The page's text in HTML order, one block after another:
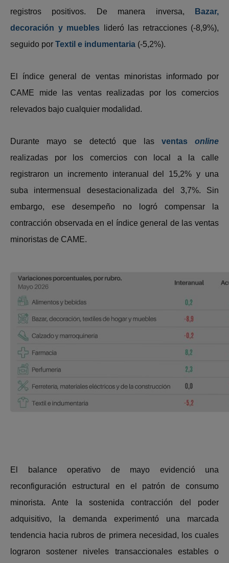
registros positivos. De manera inversa,
Bazar,
decoración y muebles lideró las retracciones (-8,9%),
seguido por Textil e indumentaria (-5,2%).
El índice general de ventas minoristas informado por
CAME mide las ventas realizadas por los comercios
relevados bajo cualquier modalidad.
Durante mayo se detectó que lasventasonline
realizadas por los comercios con local a la calle
registraron un incremento interanual del 15,2% y una
suba intermensual desestacionalizada del 3,7%. Sin
embargo, ese desempeño no logró compensar la
contracción observada en el índice general de las ventas
minoristas de CAME.
El balance operativo de mayo evidenció una
reconfiguración estructural en el patrón de consumo
minorista. Ante la sostenida contracción del poder
adquisitivo, la demanda experimentó una marcada
tendencia hacia rubros de primera necesidad, los cuales
lograron sostener niveles transaccionales estables o